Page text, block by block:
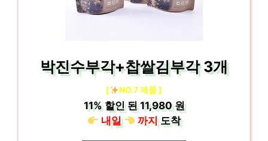
박진수부각+찹쌀김부각 3개
[ NO.7 제품 ]
11%할인 된11,980 원
내일
까지도착